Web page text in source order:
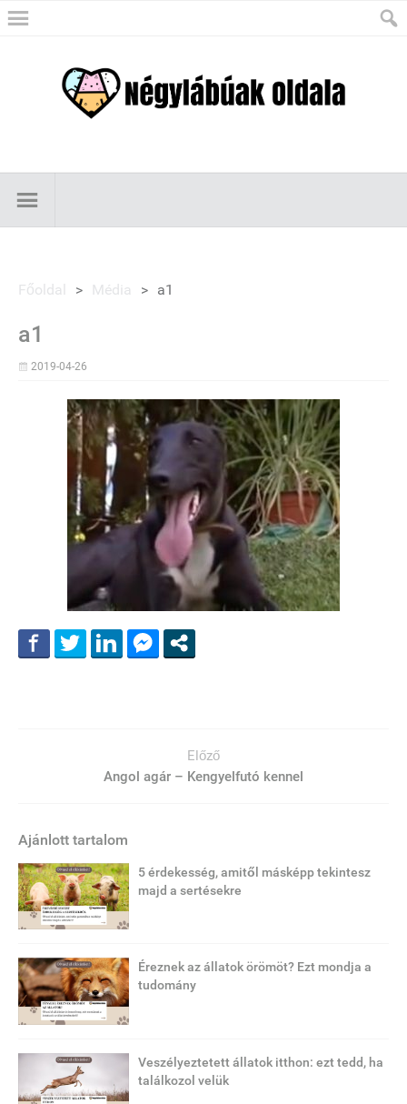
Főoldal > Média > a1
a1
2019-04-26
Előző
Angol agár – Kengyelfutó kennel
Ajánlott tartalom
5 érdekesség, amitől másképp tekintesz
majd a sertésekre
Éreznek az állatok örömöt? Ezt mondja a
tudomány
Veszélyeztetett állatok itthon: ezt tedd, ha
találkozol velük